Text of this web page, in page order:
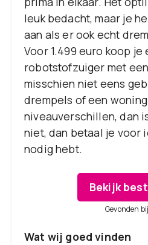
leuk bedacht, maar je
aan als er ook echt
Voor 1.499 euro koop
robotstofzuiger met
misschien niet eens
drempels of een
niveauverschillen, dan
niet, dan betaal je voor
nodig hebt.
Bekijk
Gevonden
Wat wij goed vinden